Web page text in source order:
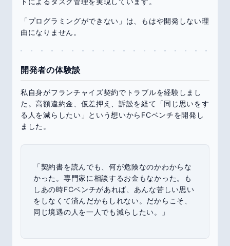
「プログラミングができない」は、もはや開発しない理
由になりません。
開発者の体験談
私自身がフランチャイズ契約でトラブルを経験しまし
た。高額違約金、仮差押え、訴訟を経て「同じ思いをす
る人を減らしたい」という想いからFCベンチを開発し
ました。
「契約書を読んでも、何が危険なのかわからな
かった。専門家に相談するお金もなかった。も
しあの時FCベンチがあれば、あんな苦しい思い
をしなくて済んだかもしれない。だからこそ、
同じ境遇の人を一人でも減らしたい。」